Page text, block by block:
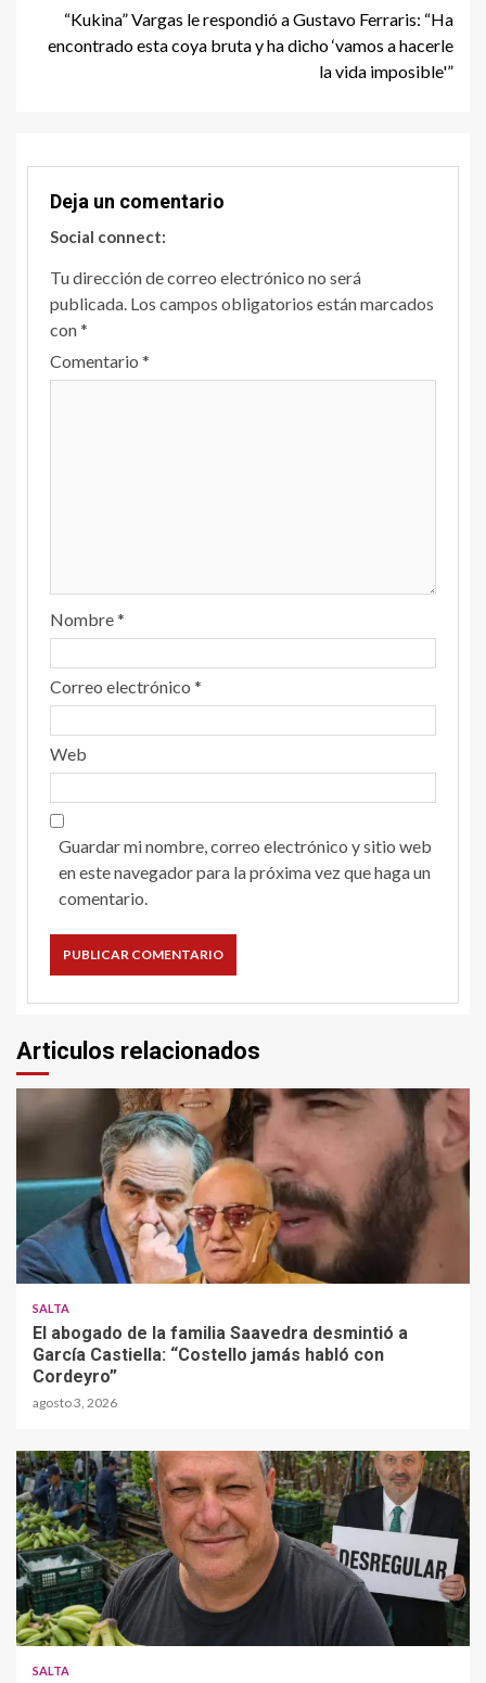
“Kukina” Vargas le respondió a Gustavo Ferraris: “Ha
encontrado esta coya bruta y ha dicho ‘vamos a hacerle
la vida imposible'”
Deja un comentario
Social connect:
Tu dirección de correo electrónico no será
publicada. Los campos obligatorios están marcados
con*
Comentario *
Nombre*
Correo electrónico *
Web
Guardar mi nombre, correo electrónico y sitio web
en este navegador para la próxima vez que haga un
comentario.
Articulos relacionados
SALTA
El abogado de la familia Saavedra desmintió a
García Castiella: “Costello jamás habló con
Cordeyro”
agosto 3, 2026
SALTA